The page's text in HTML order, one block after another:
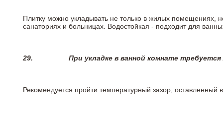
Плитку можно укладывать не только в жилых помещениях,
санаториях и больницах. Водостойкая - подходит для
29. При укладке в ванной комнате
Рекомендуется пройти температурный зазор,